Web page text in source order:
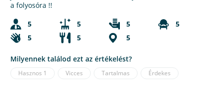
a folyosóra !!
5
5 5
5
5
5 5
Milyennek találod ezt az értékelést?
Hasznos 1 Vicces Tartalmas Érdekes